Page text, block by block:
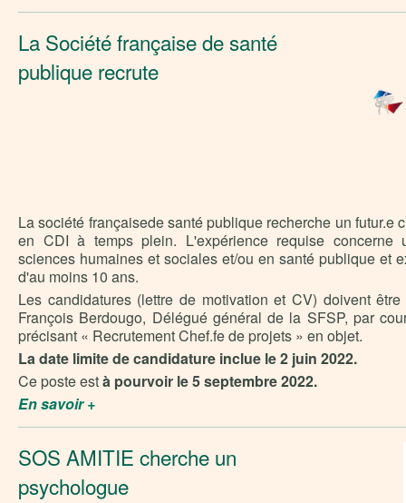
La Société française de santé
publique recrute
La société françaisede santé publique recherche un futur.e
en CDI à temps plein. L'expérience requise concerne
sciences humaines et sociales et/ou en santé publique et
d'au moins 10 ans.
Les candidatures (lettre de motivation et CV) doivent
François Berdougo, Délégué général de la SFSP, par
précisant « Recrutement Chef.fe de projets » en objet.
La date limite de candidature inclue le 2 juin 2022.
Ce poste està pourvoir le 5 septembre 2022.
En savoir +
SOS AMITIE cherche un
psychologue